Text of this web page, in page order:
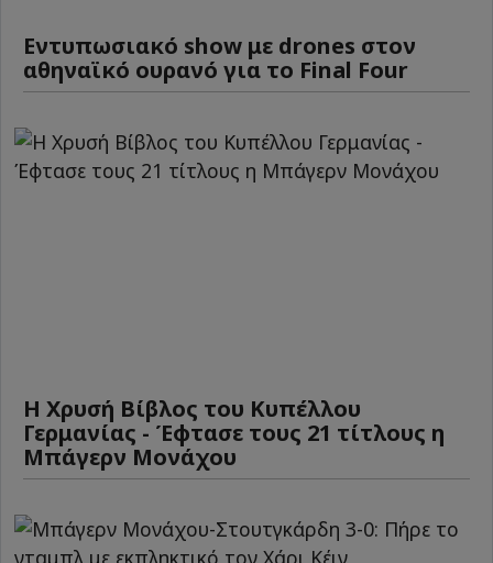
Εντυπωσιακό show με drones στον
αθηναϊκό ουρανό για το Final Four
Η Χρυσή Βίβλος του Κυπέλλου
Γερμανίας - Έφτασε τους 21 τίτλους η
Μπάγερν Μονάχου